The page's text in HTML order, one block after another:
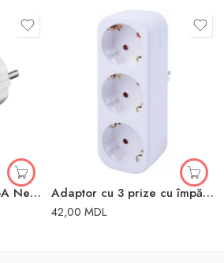
Adaptor UK-EU alb 16A Neomax Adaptor cu 3 prize cu împământare alb 220V 2P+PE 16A 220V Enext
42,00 MDL